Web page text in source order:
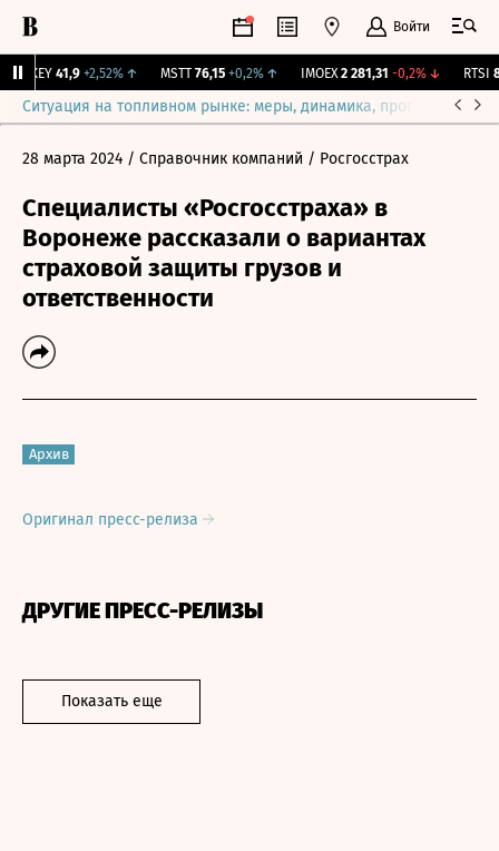
Войти
OKEY 41,9 +2,52%↑ MSTT 76,15 +0,2%↑ IMOEX 2 281,31 -0,2%↓ RTSI
Ситуация на топливном рынке: меры, динамика, прогнозы
28 марта 2024 / Справочник компаний / Росгосстрах
Специалисты «Росгосстраха» в
Воронеже рассказали о вариантах
страховой защиты грузов и
ответственности
Архив
Оригинал пресс-релиза
ДРУГИЕ ПРЕСС-РЕЛИЗЫ
Показать еще